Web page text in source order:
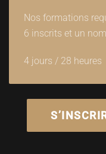
Nos formations
6 inscrits et un
4 jours / 28 heures